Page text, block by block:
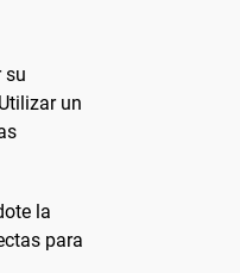
su
un
la
para